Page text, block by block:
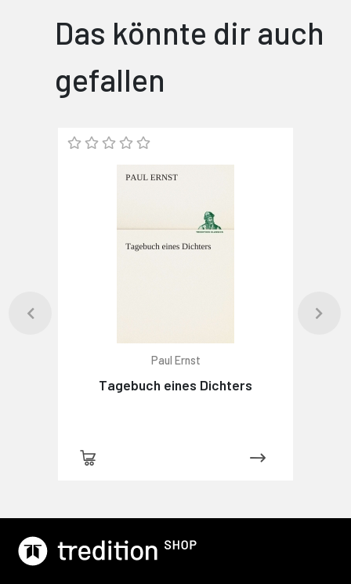
Das könnte dir auch
gefallen
Paul Ernst
Tagebuch eines Dichters